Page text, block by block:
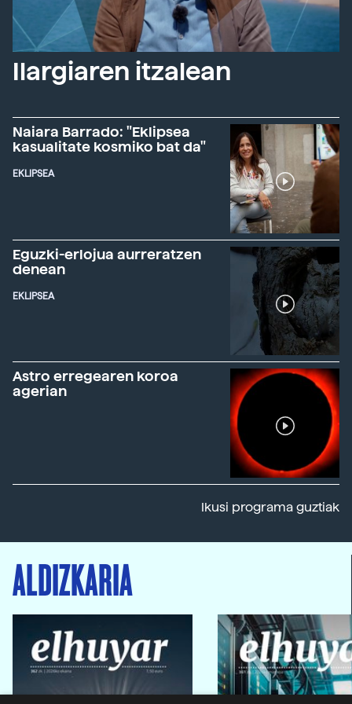
Ilargiaren itzalean
Naiara Barrado: "Eklipsea
kasualitate kosmiko bat da"
EKLIPSEA
Eguzki-erlojua aurreratzen
denean
EKLIPSEA
Astro erregearen koroa
agerian
Ikusi programa guztiak
ALDIZKARIA